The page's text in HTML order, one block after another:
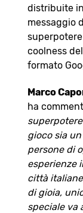
distribuite
messaggio
coolness
formato
Marco
ha
gioco sia
persone di
esperienze
città
di gioia,
speciale va